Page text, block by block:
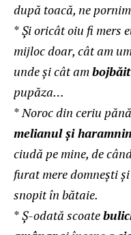
după toacă, ne
*Şi oricât oiu fi mers
mijloc doar, cât am
unde şi cât am
pupăza…
* Noroc din ceriu
melianul şi
ciudă pe mine, de
furat mere domneşti
snopit în bătaie.
*Ş-odată scoate